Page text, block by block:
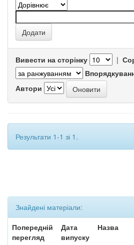
Вивести на сторінку |
Автори
Результати 1-1 зі 1.
Знайдені матеріали:
Попередній
перегляд
Дата
випуску
Назва